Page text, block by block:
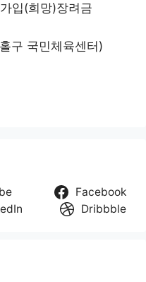
입(희망)장려금
구 국민체육센터)
Facebook
Dribbble